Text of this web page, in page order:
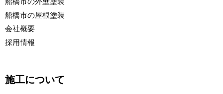
船橋市の屋根塗装
会社概要
採用情報
施工について